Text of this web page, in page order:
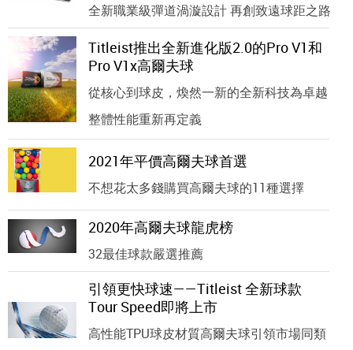
全新職業級彈道渦漩設計 再創致遠球距之路
Titleist推出全新進化版2.0的Pro V1和
Pro V1x高爾夫球
從核心到球皮，煥然一新的全新科技為卓越
整體性能重新再定義
2021年平價高爾夫球首選
不想花太多錢購買高爾夫球的11種選擇
2020年高爾夫球龍虎榜
32最佳球款嚴選推薦
引領更快球速——Titleist 全新球款
Tour Speed即將上市
高性能TPU球皮材質高爾夫球引領市場同類